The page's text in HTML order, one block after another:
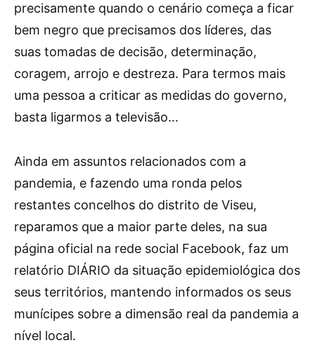
precisamente quando o cenário começa a ficar
bem negro que precisamos dos líderes, das
suas tomadas de decisão, determinação,
coragem, arrojo e destreza. Para termos mais
uma pessoa a criticar as medidas do governo,
basta ligarmos a televisão…
Ainda em assuntos relacionados com a
pandemia, e fazendo uma ronda pelos
restantes concelhos do distrito de Viseu,
reparamos que a maior parte deles, na sua
página oficial na rede social Facebook, faz um
relatório DIÁRIO da situação epidemiológica dos
seus territórios, mantendo informados os seus
munícipes sobre a dimensão real da pandemia a
nível local.